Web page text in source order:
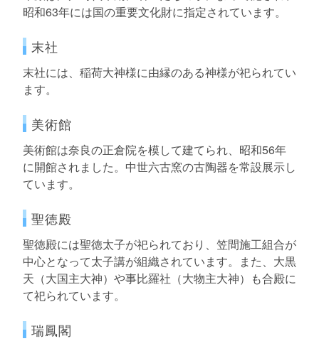
昭和63年には国の重要文化財に指定されています。
末社
末社には、稲荷大神様に由縁のある神様が祀られてい
ます。
美術館
美術館は奈良の正倉院を模して建てられ、昭和56年
に開館されました。中世六古窯の古陶器を常設展示し
ています。
聖徳殿
聖徳殿には聖徳太子が祀られており、笠間施工組合が
中心となって太子講が組織されています。また、大黒
天（大国主大神）や事比羅社（大物主大神）も合殿に
て祀られています。
瑞鳳閣